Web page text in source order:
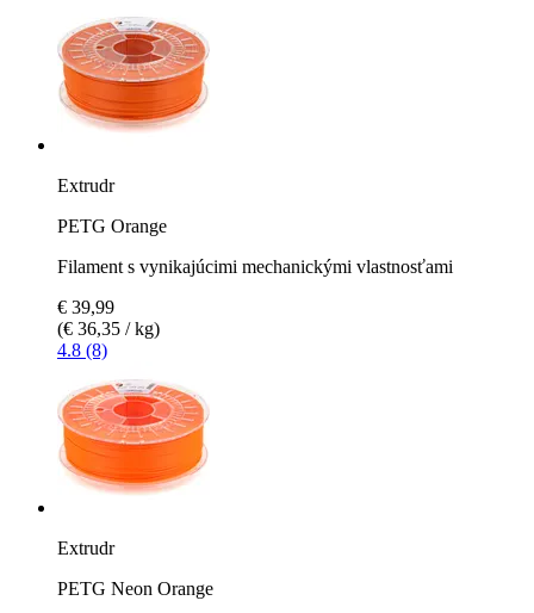
Extrudr
PETG Orange
Filament s vynikajúcimi mechanickými vlastnosťami
€ 39,99
(€ 36,35 / kg)
4.8 (8)
Extrudr
PETG Neon Orange